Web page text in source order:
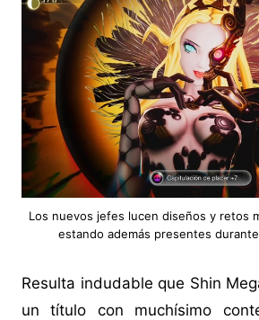
Los nuevos jefes lucen diseños y retos
estando además presentes
Resulta indudable que Shin
un título con muchísimo